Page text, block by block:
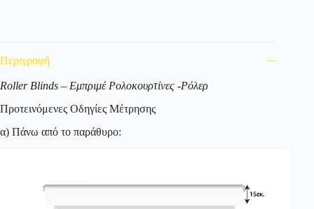
Περιγραφή
Roller Blinds – Εμπριμέ Ρολοκουρτίνες -Ρόλερ
Προτεινόμενες Οδηγίες Μέτρησης
α) Πάνω από το παράθυρο: